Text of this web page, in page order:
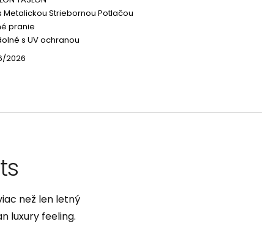
Metalickou Striebornou Potlačou
pranie
s UV ochranou
2026
než len letný
luxury feeling.